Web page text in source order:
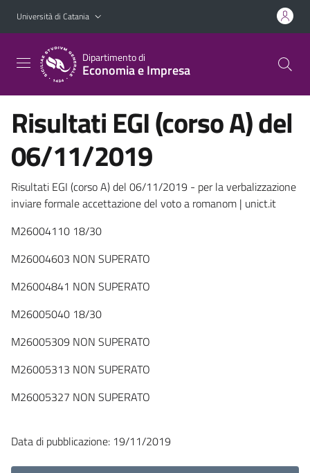
Vai al contenuto principale
Vai al menu di navigazione
Università di Catania
Dipartimento di
Economia e Impresa
Risultati EGI (corso A) del
06/11/2019
Risultati EGI (corso A) del 06/11/2019 - per la verbalizzazione
inviare formale accettazione del voto a romanom | unict.it
M26004110 18/30
M26004603 NON SUPERATO
M26004841 NON SUPERATO
M26005040 18/30
M26005309 NON SUPERATO
M26005313 NON SUPERATO
M26005327 NON SUPERATO
Data di pubblicazione: 19/11/2019